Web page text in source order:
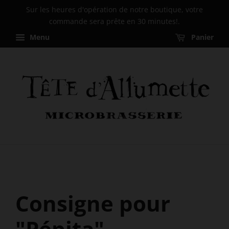
Sur les heures d'opération de notre boutique, votre
commande sera prête en 30 minutes!.
Menu
Panier
Consigne pour